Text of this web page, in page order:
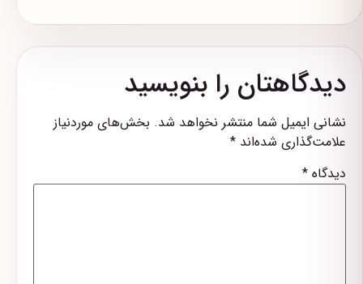
دیدگاهتان را بنویسید
نشانی ایمیل شما منتشر نخواهد شد. بخش‌های موردنیاز
علامت‌گذاری شده‌اند *
دیدگاه *